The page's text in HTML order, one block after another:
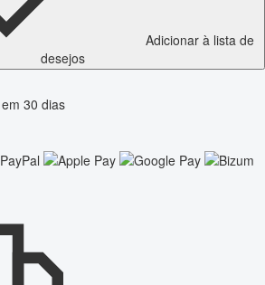
Adicionar à lista de
desejos
30 dias